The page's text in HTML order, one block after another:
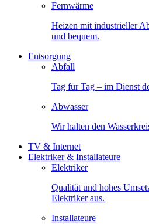
Fernwärme
Heizen mit industrieller
und bequem.
Entsorgung
Abfall
Tag für Tag – im Dienst
Abwasser
Wir halten den
TV & Internet
Elektriker & Installateure
Elektriker
Qualität und hohes
Elektriker aus.
Installateure